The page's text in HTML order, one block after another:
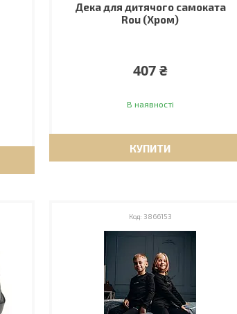
Дека для дитячого самоката
Rou (Хром)
407 ₴
В наявності
КУПИТИ
3866153